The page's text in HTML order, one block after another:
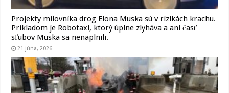
Projekty milovníka drog Elona Muska sú v rizikách krachu.
Príkladom je Robotaxi, ktorý úplne zlyháva a ani časť
sľubov Muska sa nenaplnili.
21 júna, 2026